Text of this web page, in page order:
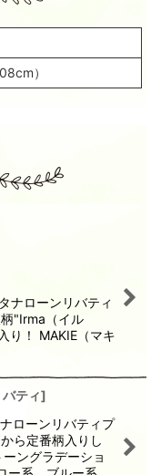
）
ナローンリバティ
"Irma（イル
り！ MAKIE（マキ
ティ]
ローンリバティプ
ら定番柄入りし
ングラデーショ